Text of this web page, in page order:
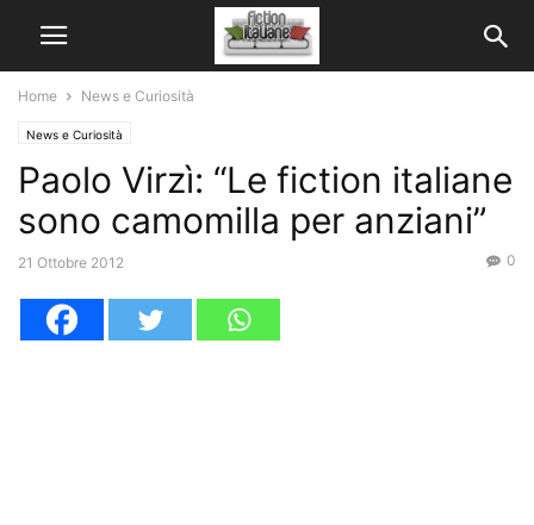
Home News e Curiosità
News e Curiosità
Paolo Virzì: “Le fiction italiane
sono camomilla per anziani”
21 Ottobre 2012 0